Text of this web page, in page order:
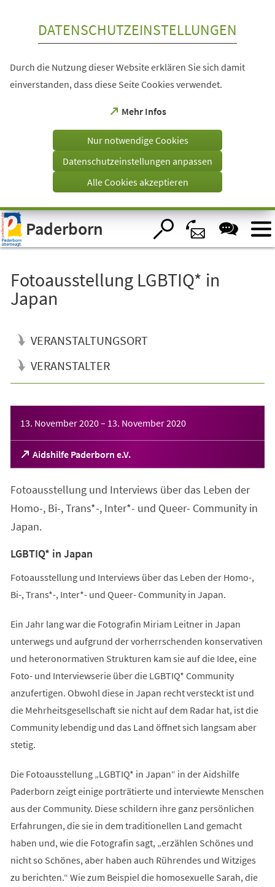
Visuelle
Assistenzsoftware
öffnen.
DATENSCHUTZEINSTELLUNGEN
Durch die Nutzung dieser Website erklären Sie sich damit
einverstanden, dass diese Seite Cookies verwendet.
Mehr Infos
(Öffnet
einem
Tab)
Nur notwendige Cookies
Datenschutzeinstellungen anpassen
Alle Cookies akzeptieren
Paderborn
Fotoausstellung LGBTIQ* in
Japan
VERANSTALTUNGSORT
VERANSTALTER
13. November 2020– 13. November 2020
Aidshilfe Paderborn e.V.
(Öffnet
in
neuen
Fotoausstellung und Interviews über das Leben der
Homo-, Bi-, Trans*-, Inter*- und Queer- Community in
Japan.
LGBTIQ* in Japan
Fotoausstellung und Interviews über das Leben der Homo-,
Bi-, Trans*-, Inter*- und Queer- Community in Japan.
Ein Jahr lang war die Fotografin Miriam Leitner in Japan
unterwegs und aufgrund der vorherrschenden konservativen
und heteronormativen Strukturen kam sie auf die Idee, eine
Foto- und Interviewserie über die LGBTIQ* Community
anzufertigen. Obwohl diese in Japan recht versteckt ist und
die Mehrheitsgesellschaft sie nicht auf dem Radar hat, ist die
Community lebendig und das Land öffnet sich langsam aber
stetig.
Die Fotoausstellung „LGBTIQ* in Japan“ in der Aidshilfe
Paderborn zeigt einige porträtierte und interviewte Menschen
aus der Community. Diese schildern ihre ganz persönlichen
Erfahrungen, die sie in dem traditionellen Land gemacht
haben und, wie die Fotografin sagt, „erzählen Schönes und
nicht so Schönes, aber haben auch Rührendes und Witziges
zu berichten.“ Wie zum Beispiel die homosexuelle Sarah, die